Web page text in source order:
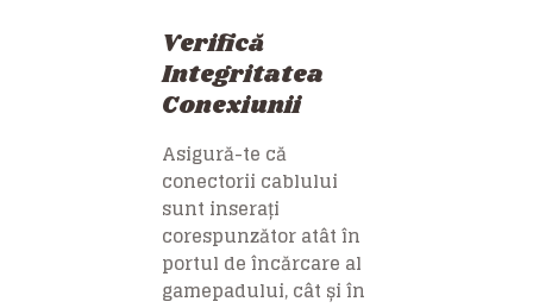
Verifică
Integritatea
Conexiunii
Asigură-te că
conectorii cablului
sunt inserați
corespunzător atât în ​​
portul de încărcare al
gamepadului, cât și în